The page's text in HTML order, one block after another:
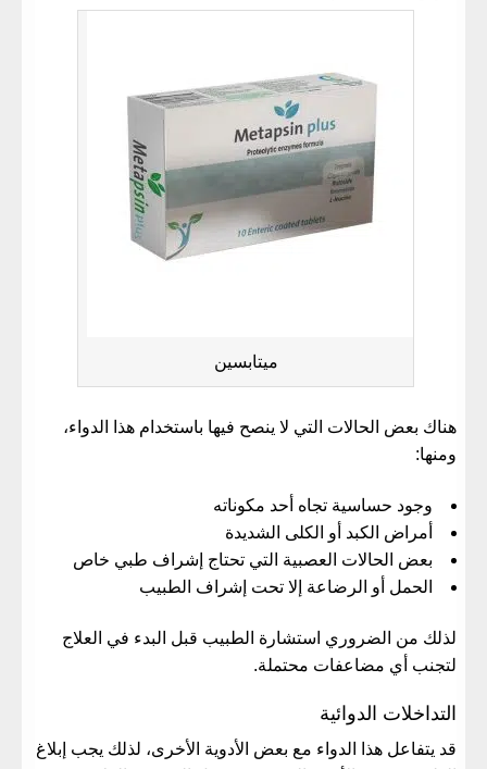
ميتابسين
هناك بعض الحالات التي لا ينصح فيها باستخدام هذا الدواء،
ومنها:
وجود حساسية تجاه أحد مكوناته
أمراض الكبد أو الكلى الشديدة
بعض الحالات العصبية التي تحتاج إشراف طبي خاص
الحمل أو الرضاعة إلا تحت إشراف الطبيب
لذلك من الضروري استشارة الطبيب قبل البدء في العلاج
لتجنب أي مضاعفات محتملة.
التداخلات الدوائية
قد يتفاعل هذا الدواء مع بعض الأدوية الأخرى، لذلك يجب إبلاغ